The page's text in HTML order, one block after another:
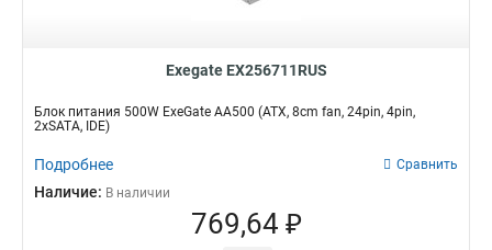
Exegate EX256711RUS
Блок питания 500W ExeGate AA500 (ATX, 8cm fan, 24pin, 4pin,
2xSATA, IDE)
Подробнее Сравнить
Наличие: В наличии
769,64 ₽